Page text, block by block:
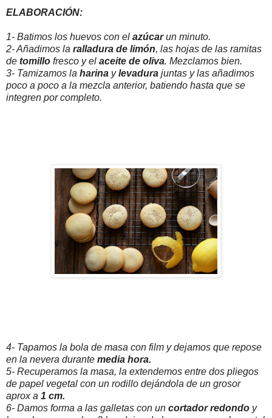
ELABORACIÓN:
1- Batimos los huevos con el azúcarun minuto.
2- Añadimos la ralladura de limón, las hojas de las ramitas
de tomillo fresco y el aceite de oliva. Mezclamos bien.
3- Tamizamos la harina ylevadura juntas y las añadimos
poco a poco a la mezcla anterior, batiendo hasta que se
integren por completo.
4- Tapamos la bola de masa con film y dejamos que repose
en la nevera durante media hora.
5- Recuperamos la masa, la extendemos entre dos pliegos
de papel vegetal con un rodillo dejándola de un grosor
aprox a 1 cm.
6- Damos forma a las galletas con un cortador redondo y